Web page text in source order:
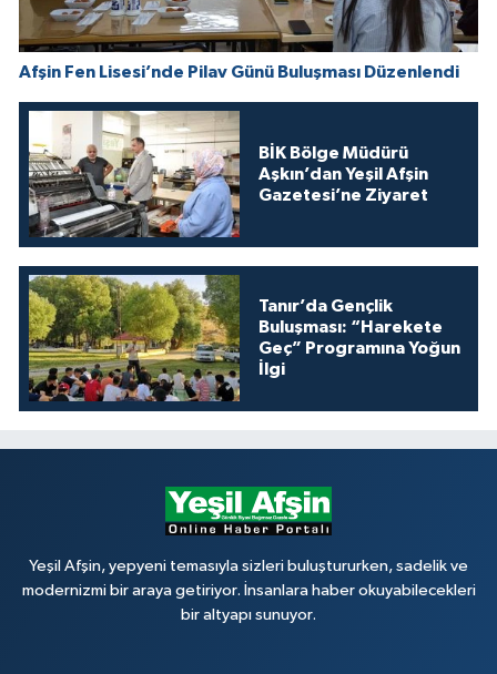
Afşin Fen Lisesi’nde Pilav Günü Buluşması Düzenlendi
BİK Bölge Müdürü
Aşkın’dan Yeşil Afşin
Gazetesi’ne Ziyaret
Tanır’da Gençlik
Buluşması: “Harekete
Geç” Programına Yoğun
İlgi
Yeşil Afşin, yepyeni temasıyla sizleri buluştururken, sadelik ve
modernizmi bir araya getiriyor. İnsanlara haber okuyabilecekleri
bir altyapı sunuyor.